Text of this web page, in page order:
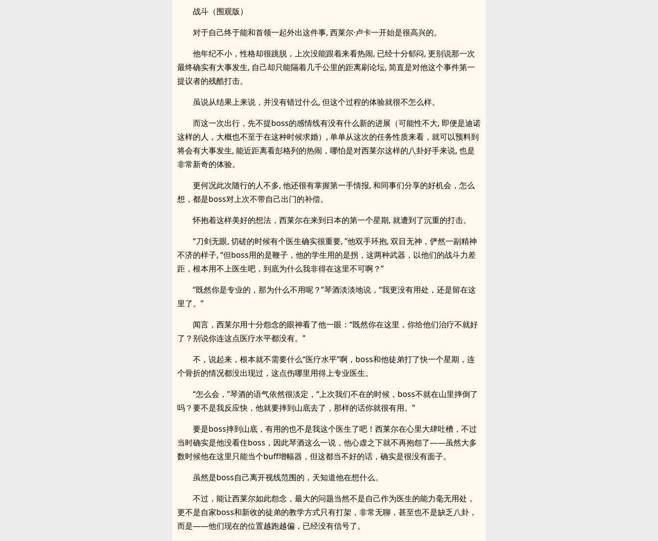
战斗（围观版）
对于自己终于能和首领一起外出这件事, 西莱尔·卢卡一开始是很高兴的。
他年纪不小，性格却很跳脱，上次没能跟着来看热闹, 已经十分郁闷, 更别说那一次
最终确实有大事发生, 自己却只能隔着几千公里的距离刷论坛, 简直是对他这个事件第一
提议者的残酷打击。
虽说从结果上来说，并没有错过什么, 但这个过程的体验就很不怎么样。
而这一次出行，先不提boss的感情线有没有什么新的进展（可能性不大, 即便是迪诺
这样的人，大概也不至于在这种时候求婚）, 单单从这次的任务性质来看，就可以预料到
将会有大事发生, 能近距离看彭格列的热闹，哪怕是对西莱尔这样的八卦好手来说, 也是
非常新奇的体验。
更何况此次随行的人不多, 他还很有掌握第一手情报, 和同事们分享的好机会，怎么
想，都是boss对上次不带自己出门的补偿。
怀抱着这样美好的想法，西莱尔在来到日本的第一个星期, 就遭到了沉重的打击。
“刀剑无眼, 切磋的时候有个医生确实很重要, ”他双手环抱, 双目无神，俨然一副精神
不济的样子, “但boss用的是鞭子，他的学生用的是拐，这两种武器，以他们的战斗力差
距，根本用不上医生吧，到底为什么我非得在这里不可啊？”
“既然你是专业的，那为什么不用呢？”琴酒淡淡地说，“我更没有用处，还是留在这
里了。”
闻言，西莱尔用十分怨念的眼神看了他一眼：“既然你在这里，你给他们治疗不就好
了？别说你连这点医疗水平都没有。”
不，说起来，根本就不需要什么“医疗水平”啊，boss和他徒弟打了快一个星期，连
个骨折的情况都没出现过，这点伤哪里用得上专业医生。
“怎么会，”琴酒的语气依然很淡定，“上次我们不在的时候，boss不就在山里摔倒了
吗？要不是我反应快，他就要摔到山底去了，那样的话你就很有用。”
要是boss摔到山底，有用的也不是我这个医生了吧！西莱尔在心里大肆吐槽，不过
当时确实是他没看住boss，因此琴酒这么一说，他心虚之下就不再抱怨了——虽然大多
数时候他在这里只能当个buff增幅器，但这都当不好的话，确实是很没有面子。
虽然是boss自己离开视线范围的，天知道他在想什么。
不过，能让西莱尔如此怨念，最大的问题当然不是自己作为医生的能力毫无用处，
更不是自家boss和新收的徒弟的教学方式只有打架，非常无聊，甚至也不是缺乏八卦，
而是——他们现在的位置越跑越偏，已经没有信号了。